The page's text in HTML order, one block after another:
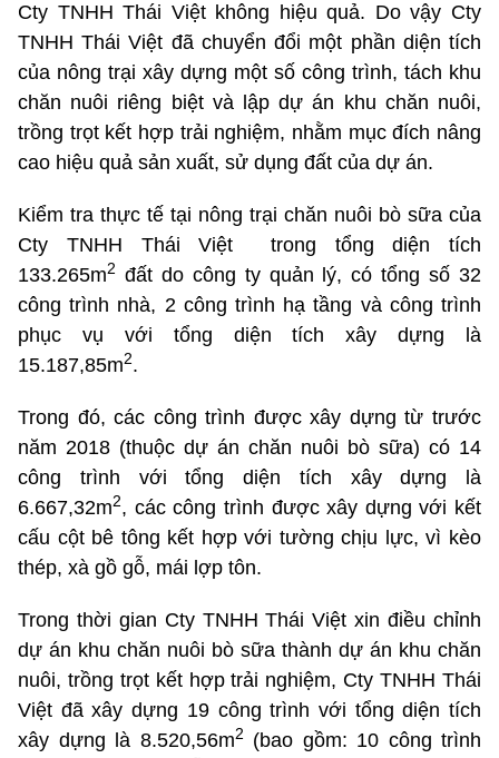
Cty TNHH Thái Việt không hiệu quả. Do vậy Cty
TNHH Thái Việt đã chuyển đổi một phần diện tích
của nông trại xây dựng một số công trình, tách khu
chăn nuôi riêng biệt và lập dự án khu chăn nuôi,
trồng trọt kết hợp trải nghiệm, nhằm mục đích nâng
cao hiệu quả sản xuất, sử dụng đất của dự án.
Kiểm tra thực tế tại nông trại chăn nuôi bò sữa của
Cty TNHH Thái Việt trong tổng diện tích
133.265m2 đất do công ty quản lý, có tổng số 32
công trình nhà, 2 công trình hạ tầng và công trình
phục vụ với tổng diện tích xây dựng là
15.187,85m2.
Trong đó, các công trình được xây dựng từ trước
năm 2018 (thuộc dự án chăn nuôi bò sữa) có 14
công trình với tổng diện tích xây dựng là
6.667,32m2, các công trình được xây dựng với kết
cấu cột bê tông kết hợp với tường chịu lực, vì kèo
thép, xà gồ gỗ, mái lợp tôn.
Trong thời gian Cty TNHH Thái Việt xin điều chỉnh
dự án khu chăn nuôi bò sữa thành dự án khu chăn
nuôi, trồng trọt kết hợp trải nghiệm, Cty TNHH Thái
Việt đã xây dựng 19 công trình với tổng diện tích
xây dựng là 8.520,56m2
(bao gồm: 10 công trình